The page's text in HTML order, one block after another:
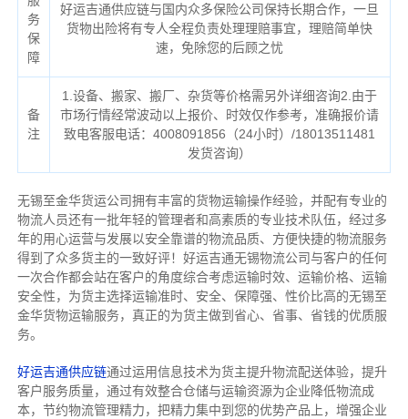
务
保
障
好运吉通供应链与国内众多保险公司保持长期合作，一旦
货物出险将有专人全程负责处理理赔事宜，理赔简单快
速，免除您的后顾之忧
备
注
1.设备、搬家、搬厂、杂货等价格需另外详细咨询2.由于
市场行情经常波动以上报价、时效仅作参考，准确报价请
致电客服电话：4008091856（24小时）/18013511481
发货咨询）
无锡至金华货运公司拥有丰富的货物运输操作经验，并配有专业的
物流人员还有一批年轻的管理者和高素质的专业技术队伍，经过多
年的用心运营与发展以安全靠谱的物流品质、方便快捷的物流服务
得到了众多货主的一致好评！好运吉通无锡物流公司与客户的任何
一次合作都会站在客户的角度综合考虑运输时效、运输价格、运输
安全性，为货主选择运输准时、安全、保障强、性价比高的无锡至
金华货物运输服务，真正的为货主做到省心、省事、省钱的优质服
务。
好运吉通供应链通过运用信息技术为货主提升物流配送体验，提升
客户服务质量，通过有效整合仓储与运输资源为企业降低物流成
本，节约物流管理精力，把精力集中到您的优势产品上，增强企业